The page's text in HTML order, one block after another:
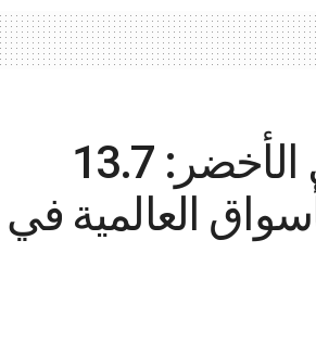
سوق نيوز” يرصد طفرة التنقل الأخضر: 13.7
العالمية في